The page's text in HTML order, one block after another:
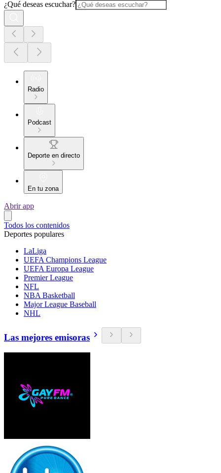
¿Qué deseas escuchar?
Radio
Podcast
Deporte en directo
En tu zona
Abrir app
Todos los contenidos
Deportes populares
LaLiga
UEFA Champions League
UEFA Europa League
Premier League
NFL
NBA Basketball
Major League Baseball
NHL
Las mejores emisoras